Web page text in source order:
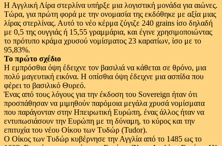
Η Αγγλική Λίρα στερλίνα υπήρξε μια λογιστική μονάδα για αιώνες.
Τώρα, για πρώτη φορά με την ονομασία της εκδόθηκε με αξία μιας
λίρας στερλίνας. Αυτό το νέο κέρμα ζύγιζε 240 grains ίσο δηλαδή
με 0,5 της ουγγιάς ή 15,55 γραμμάρια, και έγινε χρησιμοποιώντας
το πρότυπο κράμα χρυσού νομίσματος 23 καρατίων, ίσο με το
95,83%.
Το πρώτο σχέδιο
Η εμπρόσθια όψη έδειχνε τον βασιλιά να κάθεται σε θρόνο, μια
πολύ μαγευτική εικόνα. Η οπίσθια όψη έδειχνε μια ασπίδα που
φέρει το βασιλικό Θυρεό.
Ένας από τους λόγους για την έκδοση του Sovereign ήταν ότι
προσπάθησαν να μιμηθούν παρόμοια μεγάλα χρυσά νομίσματα
που παράγονταν στην Ηπειρωτική Ευρώπη, ένας άλλος ήταν να
εντυπωσιάσουν την Ευρώπη με τη δύναμη, το κύρος και την
επιτυχία του νέου Οίκου των Τυδώρ (Tudor).
Ο Οίκος των Τυδώρ κυβέρνησε την Αγγλία από το 1485 ως το